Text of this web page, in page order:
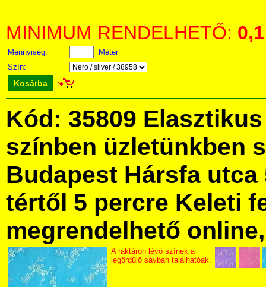
MINIMUM RENDELHETŐ: 0,1
Mennyiség:
Méter
Szín:
Kosárba
Kód: 35809
színben üzletünkben
Budapest Hársfa utca
tértől 5 percre Keleti
megrendelhető
A raktáron lévő színek a
legördülő sávban találhatóak.